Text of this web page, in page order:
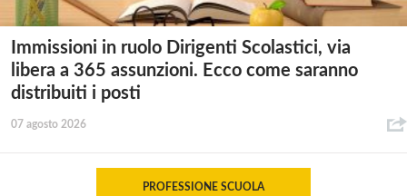
Immissioni in ruolo Dirigenti Scolastici, via
libera a 365 assunzioni. Ecco come saranno
distribuiti i posti
07 agosto 2026
PROFESSIONE SCUOLA